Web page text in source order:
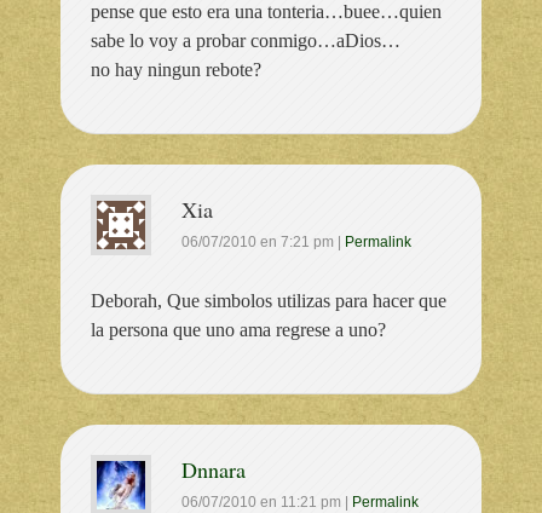
pense que esto era una tonteria…buee…quien
sabe lo voy a probar conmigo…aDios…
no hay ningun rebote?
Xia
06/07/2010 en 7:21 pm Permalink
Deborah, Que simbolos utilizas para hacer que
la persona que uno ama regrese a uno?
Dnnara
06/07/2010 en 11:21 pm Permalink